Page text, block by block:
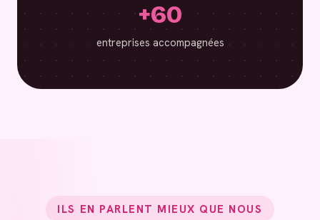
+60
entreprises accompagnées
ILS EN PARLENT MIEUX QUE NOUS